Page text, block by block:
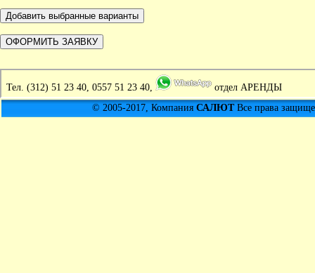
Тел. (312) 51 23 40, 0557 51 23 40,
отдел АРЕНДЫ
© 2005-2017, Компания САЛЮТВсе права